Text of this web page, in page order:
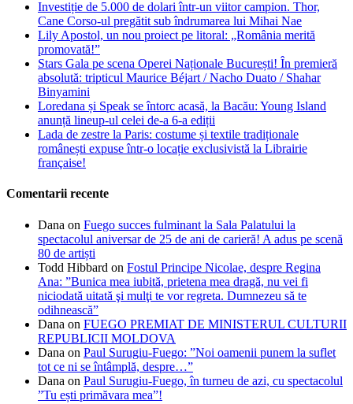
Investiție de 5.000 de dolari într-un viitor campion. Thor,
Cane Corso-ul pregătit sub îndrumarea lui Mihai Nae
Lily Apostol, un nou proiect pe litoral: „România merită
promovată!”
Stars Gala pe scena Operei Naționale București! În premieră
absolută: tripticul Maurice Béjart / Nacho Duato / Shahar
Binyamini
Loredana și Speak se întorc acasă, la Bacău: Young Island
anunță lineup-ul celei de-a 6-a ediții
Lada de zestre la Paris: costume și textile tradiționale
românești expuse într-o locație exclusivistă la Librairie
française!
Comentarii recente
Dana on Fuego succes fulminant la Sala Palatului la
spectacolul aniversar de 25 de ani de carieră! A adus pe scenă
80 de artiști
Todd Hibbard on Fostul Principe Nicolae, despre Regina
Ana: ”Bunica mea iubită, prietena mea dragă, nu vei fi
niciodată uitată şi mulţi te vor regreta. Dumnezeu să te
odihnească”
Dana on FUEGO PREMIAT DE MINISTERUL CULTURII
REPUBLICII MOLDOVA
Dana on Paul Surugiu-Fuego: ”Noi oamenii punem la suflet
tot ce ni se întâmplă, despre…”
Dana on Paul Surugiu-Fuego, în turneu de azi, cu spectacolul
”Tu ești primăvara mea”!